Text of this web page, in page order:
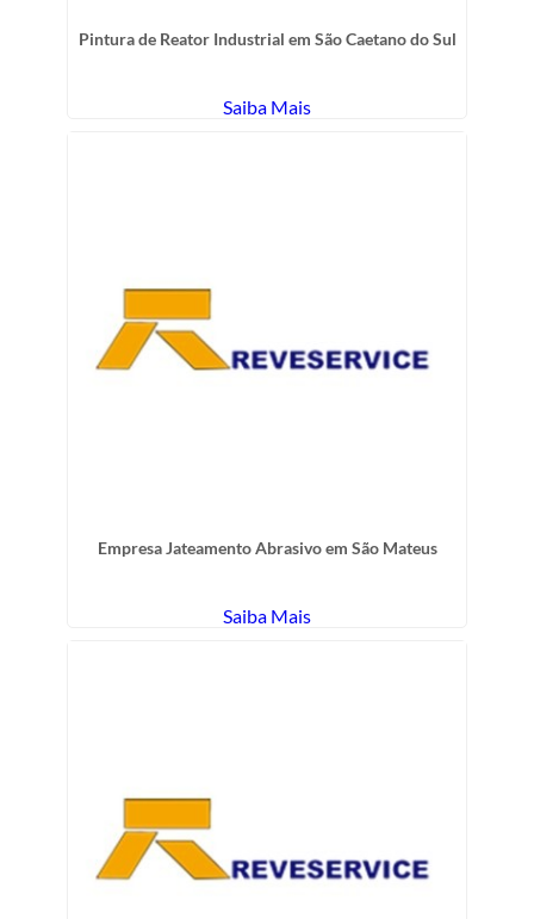
Pintura de Reator Industrial em São Caetano do Sul
Saiba Mais
Empresa Jateamento Abrasivo em São Mateus
Saiba Mais